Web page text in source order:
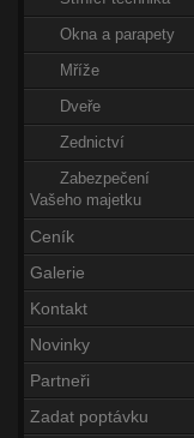
Okna a parapety
Mříže
Dveře
Zednictví
Zabezpečení
Vašeho majetku
Ceník
Galerie
Kontakt
Novinky
Partneři
Zadat poptávku